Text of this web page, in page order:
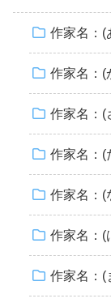
作家名：(
作家名：(
作家名：(
作家名：(
作家名：(
作家名：(
作家名：(